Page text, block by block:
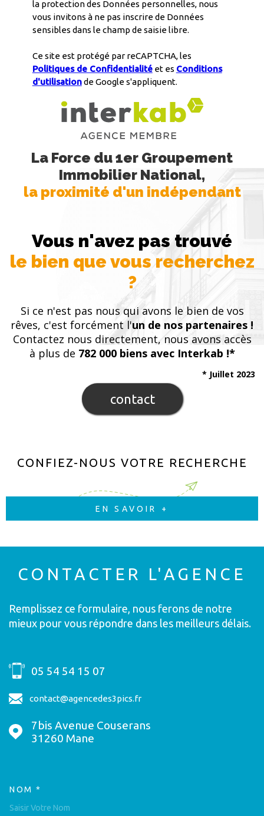
la protection des Données personnelles, nous
vous invitons à ne pas inscrire de Données
sensibles dans le champ de saisie libre.
Ce site est protégé par reCAPTCHA, les
Politiques de Confidentialitéet es Conditions
d'utilisationde Google s'appliquent.
La Force du 1er Groupement
Immobilier National,
la proximité d'un indépendant
Vous n'avez pas trouvé
le bien que vous recherchez
?
Si ce n'est pas nous qui avons le bien de vos
rêves, c'est forcément l'un de nos partenaires !
Contactez nous directement, nous avons accès
à plus de 782 000 biens avec Interkab !*
contact
* Juillet 2023
CONFIEZ-NOUS VOTRE RECHERCHE
EN SAVOIR +
CONTACTER L'AGENCE
Remplissez ce formulaire, nous ferons de notre
mieux pour vous répondre dans les meilleurs délais.
05 54 54 15 07
contact@agencedes3pics.fr
7bis Avenue Couserans
31260
Mane
NOM *